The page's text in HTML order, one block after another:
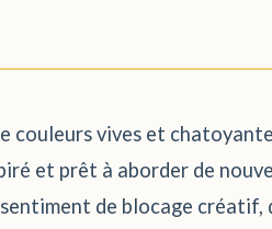
vives et
et prêt à aborder de
de blocage créatif,